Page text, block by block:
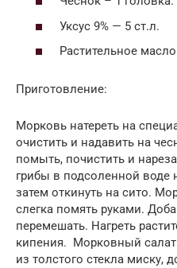
Уксус 9% — 5 ст.л.
Растительное
Приготовление:
Морковь натереть на
очистить и надавить на
помыть, почистить и
грибы в подсоленной воде
затем откинуть на сито.
слегка помять руками.
перемешать. Нагреть
кипения. Морковный
из толстого стекла миску,